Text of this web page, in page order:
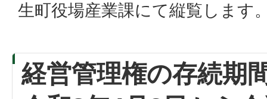
生町役場産業課にて縦覧します
経営管理権の存続期